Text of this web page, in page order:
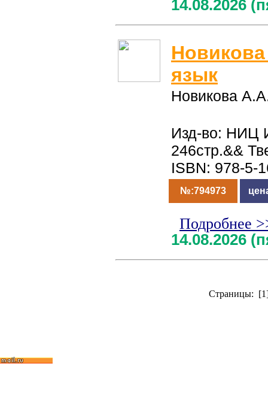
14.08.2026
язык
Новикова
Изд-во: НИЦ
246стр.&&
ISBN: 978-5-
№:794973
Подробнее
14.08.2026
Страницы: